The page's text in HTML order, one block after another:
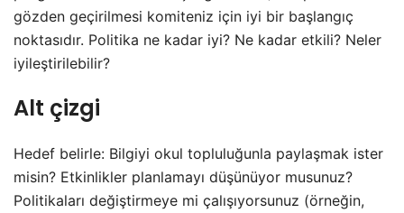
gözden geçirilmesi komiteniz için iyi bir başlangıç
noktasıdır. Politika ne kadar iyi? Ne kadar etkili? Neler
iyileştirilebilir?
Alt çizgi
Hedef belirle: Bilgiyi okul topluluğunla paylaşmak ister
misin? Etkinlikler planlamayı düşünüyor musunuz?
Politikaları değiştirmeye mi çalışıyorsunuz (örneğin,